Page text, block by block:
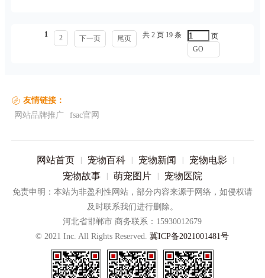
1 2 下一页 尾页 共 2 页 19 条
页
GO
友情链接：
网站品牌推广
fsac官网
网站首页 宠物百科 宠物新闻 宠物电影
宠物故事 萌宠图片 宠物医院
免责申明：本站为非盈利性网站，部分内容来源于网络，如侵权请
及时联系我们进行删除。
河北省邯郸市 商务联系：15930012679
© 2021 Inc. All Rights Reserved.冀ICP备2021001481号